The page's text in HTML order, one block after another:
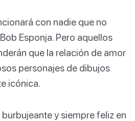
con nadie que no
Esponja. Pero aquellos
que la relación de amor
personajes de dibujos
icónica.
burbujeante y siempre feliz en